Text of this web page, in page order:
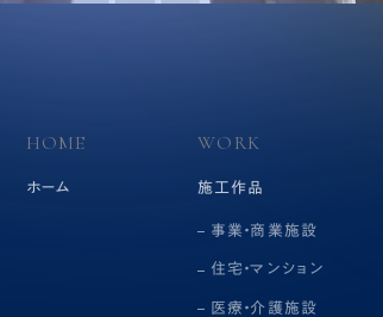
HOME
ホーム
WORK
施工作品
事業・商業施設
住宅・マンション
医療・介護施設